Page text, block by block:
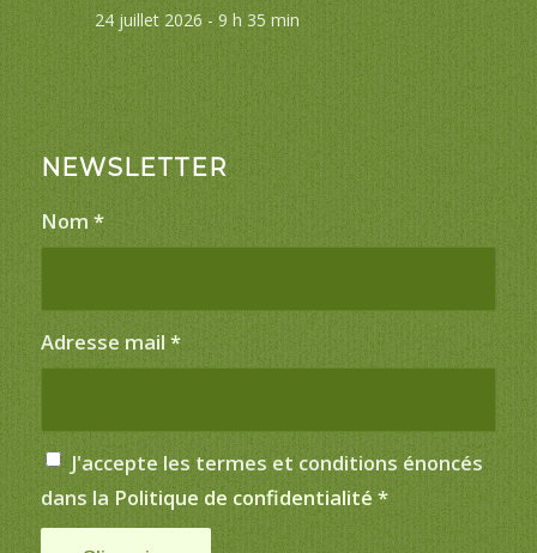
24 juillet 2026 - 9 h 35 min
NEWSLETTER
Nom *
Adresse mail *
J'accepte les termes et conditions énoncés
dans la Politique de confidentialité *